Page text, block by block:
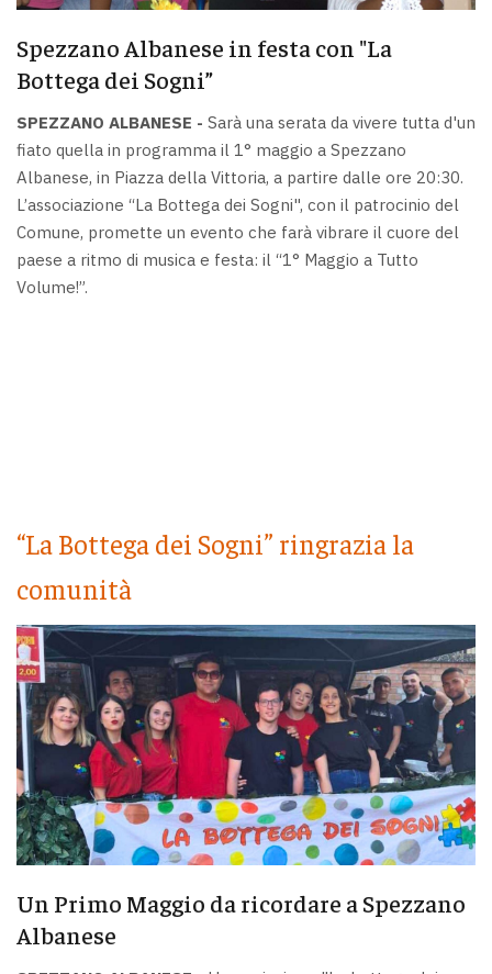
Spezzano Albanese in festa con "La
Bottega dei Sogni”
SPEZZANO ALBANESE - Sarà una serata da vivere tutta d'un
fiato quella in programma il 1° maggio a Spezzano
Albanese, in Piazza della Vittoria, a partire dalle ore 20:30.
L’associazione “La Bottega dei Sogni", con il patrocinio del
Comune, promette un evento che farà vibrare il cuore del
paese a ritmo di musica e festa: il “1° Maggio a Tutto
Volume!”.
“La Bottega dei Sogni” ringrazia la
comunità
Un Primo Maggio da ricordare a Spezzano
Albanese